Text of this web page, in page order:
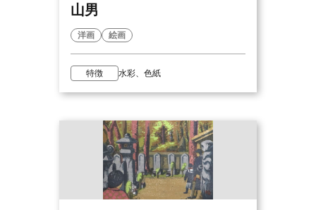
山男
洋画 絵画
特徴 水彩、色紙